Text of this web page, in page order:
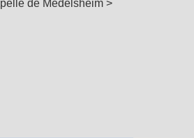
de Medelsheim >